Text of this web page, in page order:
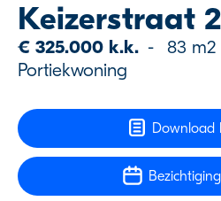
Keizerstraat
€ 325.000 k.k. - 83 m2
Portiekwoning
Download